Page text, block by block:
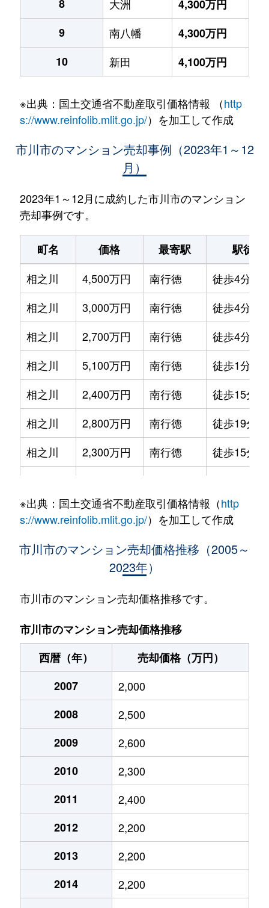
8
大洲
4,300万円
9
南八幡
4,300万円
10
新田 4,100万円
※出典：国土交通省不動産取引価格情報 （http
s://www.reinfolib.mlit.go.jp/）を加工して作成
市川市のマンション売却事例（2023年1～12
月）
2023年1～12月に成約した市川市のマンション
売却事例です。
町名 価格 最寄駅
駅徒歩
相之川
4,500万円 南行徳
徒歩4分
相之川
3,000万円 南行徳
徒歩4分
相之川
2,700万円 南行徳
徒歩4分
相之川
5,100万円 南行徳
徒歩1分
相之川
2,400万円 南行徳
徒歩15分
相之川
2,800万円 南行徳
徒歩19分
相之川
2,300万円 南行徳
徒歩15分
相之川
2,400万円 南行徳
徒歩15分
4,100万円 浦安(千葉)
新井
3,800万円 南行徳
伊勢宿
2,800万円 行徳
伊勢宿
1,900万円 行徳
徒歩1時間
伊勢宿
3,500万円
7,900万円
3,600万円
650万円
3,800万円
2,600万円
3,000万円
7,600万円
※出典：国土交通省不動産取引価格情報（http
s://www.reinfolib.mlit.go.jp/）を加工して作成
市川市のマンション売却価格推移（2005～
2023年）
市川市のマンション売却価格推移です。
市川市のマンション売却価格推移
西暦（年）
売却価格（万円）
2007
2,000
2008
2,500
2009
2,600
2010
2,300
2011
2,400
2012
2,200
2013
2,200
2014
2,200